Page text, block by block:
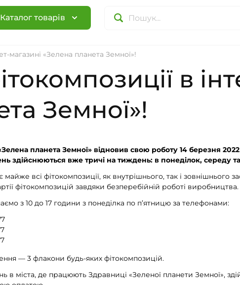
Каталог товарів
магазині «Зелена планета Земної»!
в
Земної»!
планета Земної» відновив свою роботу 14 березня
здійснюються вже тричі на тиждень: в понеділок, середу
майже всі фітокомпозиції, як внутрішнього, так і зовнішнього
фітокомпозицій завдяки безперебійній роботі виробництва.
з 10 до 17 години з понеділка по п’ятницю за телефонами:
— 3 флакони будь-яких фітокомпозицій.
в міста, де працюють Здравниці «Зеленої планети Земної»,